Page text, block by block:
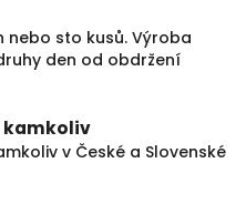
nebo sto kusů. Výroba
den od obdržení
kamkoliv
v České a Slovenské